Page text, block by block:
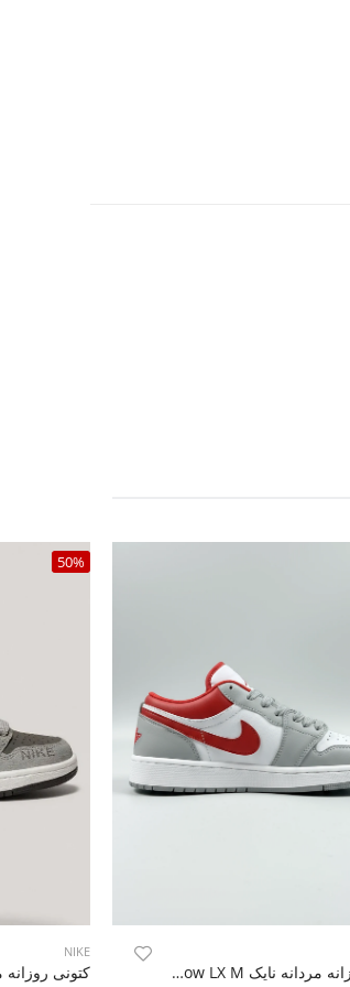
کتونی روزانه مردانه نایک Nike Air Jordan 1 Low LX M
50%
NIKE